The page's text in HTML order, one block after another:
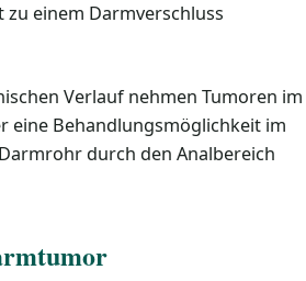
einem Darmverschluss
Verlauf nehmen Tumoren im
eine Behandlungsmöglichkeit im
durch den Analbereich